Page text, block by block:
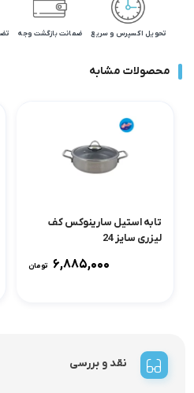
تحویل اکسپرس و سریع ضمانت بازگشت وجه
محصولات مشابه
تابه استیل سارینوکس کف
لیزری سایز 24
۶,۸۸۵,۰۰۰ تومان
نقد و بررسی